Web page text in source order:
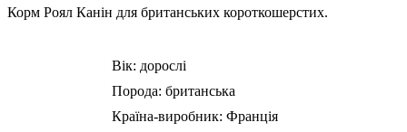
Корм Роял Канін для британських короткошерстих.
Вік: дорослі
Порода: британська
Країна-виробник: Франція